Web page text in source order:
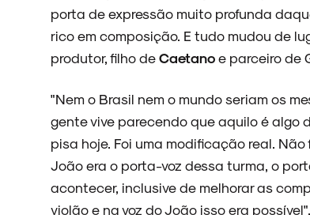
porta de expressão muito profunda
rico em composição. E tudo mudou de
produtor, filho deCaetanoe parceiro de
"Nem o Brasil nem o mundo seriam os
gente vive parecendo que aquilo é algo
pisa hoje. Foi uma modificação real.
João era o porta-voz dessa turma, o
acontecer, inclusive de melhorar as
violão e na voz do João isso era